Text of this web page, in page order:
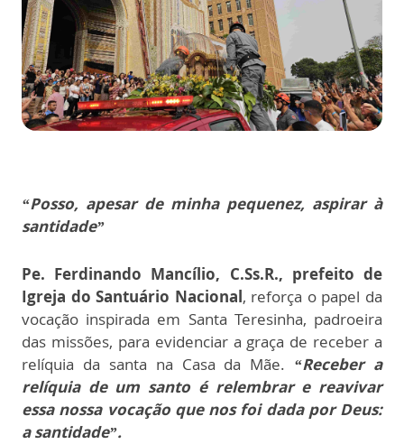
“Posso, apesar de minha pequenez, aspirar à
santidade”
Pe. Ferdinando Mancílio, C.Ss.R., prefeito de
Igreja do Santuário Nacional, reforça o papel da
vocação inspirada em Santa Teresinha, padroeira
das missões, para evidenciar a graça de receber a
relíquia da santa na Casa da Mãe. “Receber a
relíquia de um santo é relembrar e reavivar
essa nossa vocação que nos foi dada por Deus:
a santidade”.